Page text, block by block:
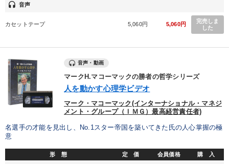
headset 音声
カセットテープ 5,060円 5,060円
完売しま
した
音声・動画
マークH.マコーマックの勝者の哲学シリーズ
人を動かす心理学ビデオ
マーク・マコーマック(インターナショナル・マネジ
メント・グループ（ＩＭＧ）最高経営責任者)
名選手の才能を見出し、No.1スター帝国を築いてきた氏の人心掌握の極
意
形 態 定 価 会員価格 購 入